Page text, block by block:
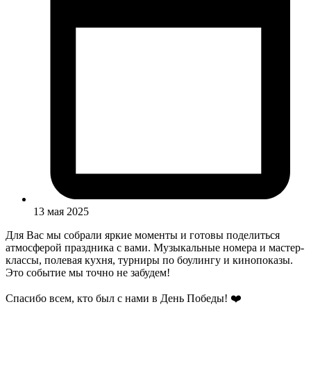
13 мая 2025
Для Вас мы собрали яркие моменты и готовы поделиться
атмосферой праздника с вами. Музыкальные номера и мастер-
классы, полевая кухня, турниры по боулингу и кинопоказы.
Это событие мы точно не забудем!
Спасибо всем, кто был с нами в День Победы! ❤️